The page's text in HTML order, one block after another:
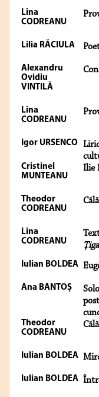
Lina
CODREANU
Lilia RĂCIULA
Alexandru
Ovidiu
VINTILĂ
Lina
CODREANU
Igor URSENCO
Cristinel
MUNTEANU
Ilie
Theodor
CODREANU
Lina
CODREANU
Iulian BOLDEA
Ana BANTOŞ
Theodor
CODREANU
Iulian BOLDEA
Iulian BOLDEA